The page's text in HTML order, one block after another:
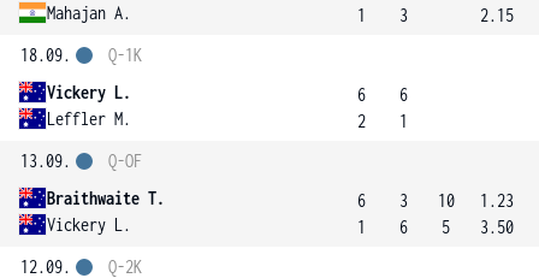
Mahajan A.
1
3
2.15
18.09.
Vickery L.
Leffler M.
Q-1K
6
2
6
1
13.09.
Braithwaite T.
Vickery L.
Q-OF
6
1
3
6
10
5
1.23
3.50
12.09.
Q-2K